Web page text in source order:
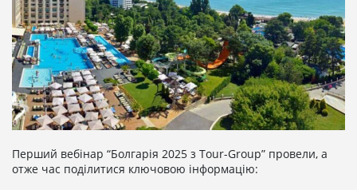
Перший вебінар “Болгарія 2025 з Tour-Group” провели, а
отже час поділитися ключовою інформацію: